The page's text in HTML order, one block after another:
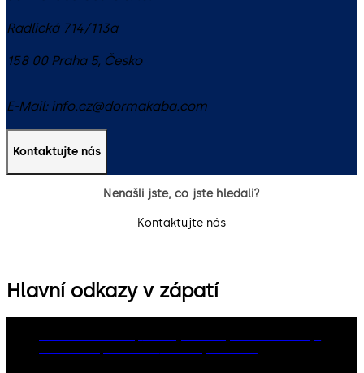
Radlická 714/113a
158 00 Praha 5, Česko
E-Mail: info.cz@dormakaba.com
Kontaktujte nás
Nenašli jste, co jste hledali?
Kontaktujte nás
Hlavní odkazy v zápatí